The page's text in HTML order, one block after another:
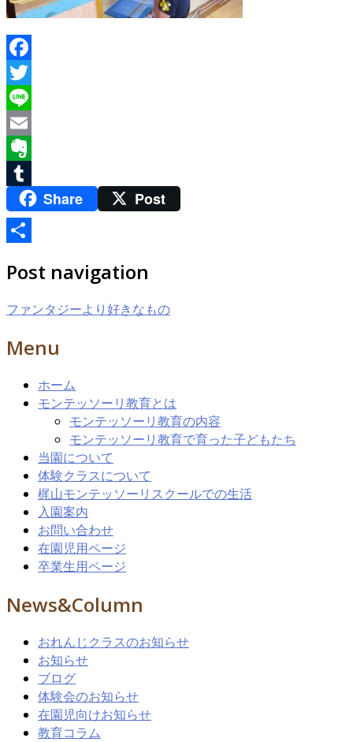
Facebook
Twitter
Line
Email
Evernote
TumblrShare Post
有
Post navigation
ファンタジーより好きなもの
Menu
ホーム
モンテッソーリ教育とは
モンテッソーリ教育の内容
モンテッソーリ教育で育った子どもたち
当園について
体験クラスについて
梶山モンテッソーリスクールでの生活
入園案内
お問い合わせ
在園児用ページ
卒業生用ページ
News&Column
おれんじクラスのお知らせ
お知らせ
ブログ
体験会のお知らせ
在園児向けお知らせ
教育コラム